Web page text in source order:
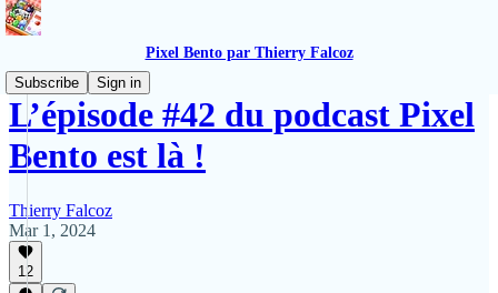
Pixel Bento par Thierry Falcoz
Subscribe
Sign in
L’épisode #42 du podcast Pixel
Bento est là !
Thierry Falcoz
Mar 1, 2024
12